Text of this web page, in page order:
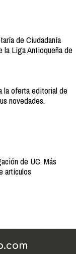
de Ciudadanía
la Liga Antioqueña de
la oferta editorial de
novedades.
de UC. Más
artículos